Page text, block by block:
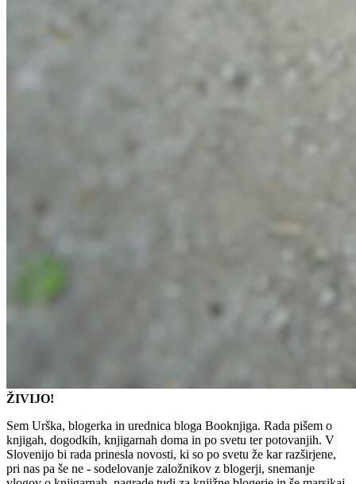
ŽIVIJO!
Sem Urška, blogerka in urednica bloga Booknjiga. Rada pišem o
knjigah, dogodkih, knjigarnah doma in po svetu ter potovanjih. V
Slovenijo bi rada prinesla novosti, ki so po svetu že kar razširjene,
pri nas pa še ne - sodelovanje založnikov z blogerji, snemanje